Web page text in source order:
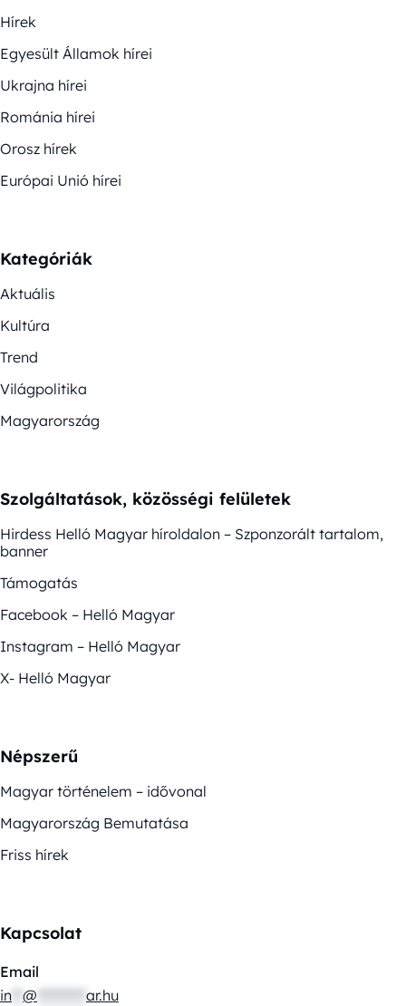
Hírek
Egyesült Államok hírei
Ukrajna hírei
Románia hírei
Orosz hírek
Európai Unió hírei
Kategóriák
Aktuális
Kultúra
Trend
Világpolitika
Magyarország
Szolgáltatások, közösségi felületek
Hirdess Helló Magyar híroldalon – Szponzorált tartalom,
banner
Támogatás
Facebook – Helló Magyar
Instagram – Helló Magyar
X- Helló Magyar
Népszerű
Magyar történelem – idővonal
Magyarország Bemutatása
Friss hírek
Kapcsolat
Email
in @ ar.hu